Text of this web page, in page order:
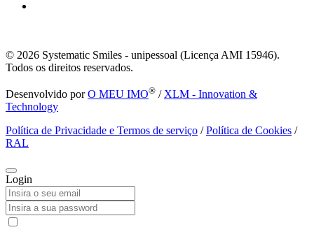
© 2026 Systematic Smiles - unipessoal (Licença AMI 15946).
Todos os direitos reservados.
Desenvolvido porO MEU IMO® / XLM - Innovation &
Technology
Política de Privacidade e Termos de serviço /Política de Cookies /
RAL
Login